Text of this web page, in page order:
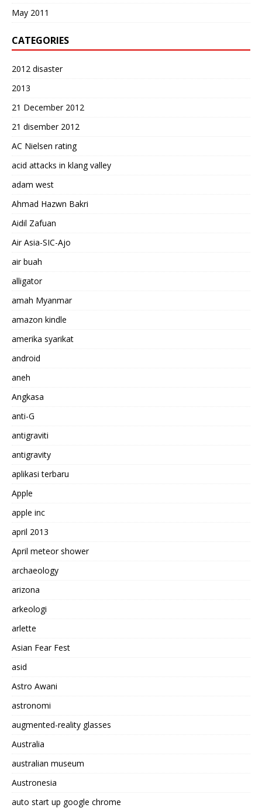
May 2011
CATEGORIES
2012 disaster
2013
21 December 2012
21 disember 2012
AC Nielsen rating
acid attacks in klang valley
adam west
Ahmad Hazwn Bakri
Aidil Zafuan
Air Asia-SIC-Ajo
air buah
alligator
amah Myanmar
amazon kindle
amerika syarikat
android
aneh
Angkasa
anti-G
antigraviti
antigravity
aplikasi terbaru
Apple
apple inc
april 2013
April meteor shower
archaeology
arizona
arkeologi
arlette
Asian Fear Fest
asid
Astro Awani
astronomi
augmented-reality glasses
Australia
australian museum
Austronesia
auto start up google chrome